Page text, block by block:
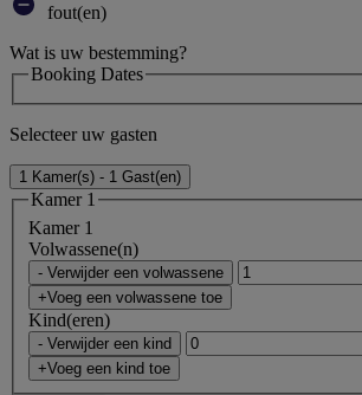
fout(en)
Wat is uw bestemming?
Booking Dates
Selecteer uw gasten
1 Kamer(s) - 1 Gast(en)
Kamer 1
Kamer 1
Volwassene(n)
- Verwijder een volwassene
+Voeg een volwassene toe
Kind(eren)
- Verwijder een kind
+Voeg een kind toe